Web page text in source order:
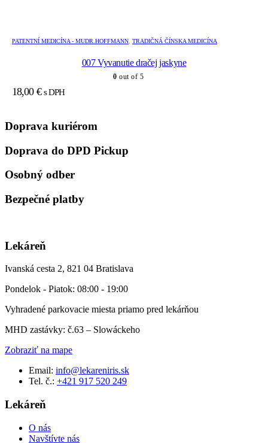
PATENTNÍ MEDICÍNA - MUDR.HOFFMANN, TRADIČNÁ ČÍNSKA MEDICÍNA
007 Vyvanutie dračej jaskyne
0 out of 5
18,00 € s DPH
Doprava kuriérom
Doprava do DPD Pickup
Osobný odber
Bezpečné platby
Lekáreň
Ivanská cesta 2, 821 04 Bratislava
Pondelok - Piatok: 08:00 - 19:00
Vyhradené parkovacie miesta priamo pred lekárňou
MHD zastávky: č.63 – Slowáckeho
Zobraziť na mape
Email: info@lekareniris.sk
Tel. č.: +421 917 520 249
Lekáreň
O nás
Navštívte nás